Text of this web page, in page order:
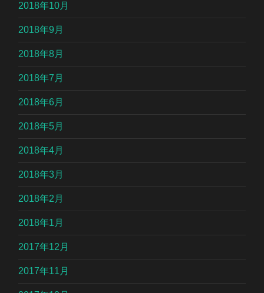
2018年10月
2018年9月
2018年8月
2018年7月
2018年6月
2018年5月
2018年4月
2018年3月
2018年2月
2018年1月
2017年12月
2017年11月